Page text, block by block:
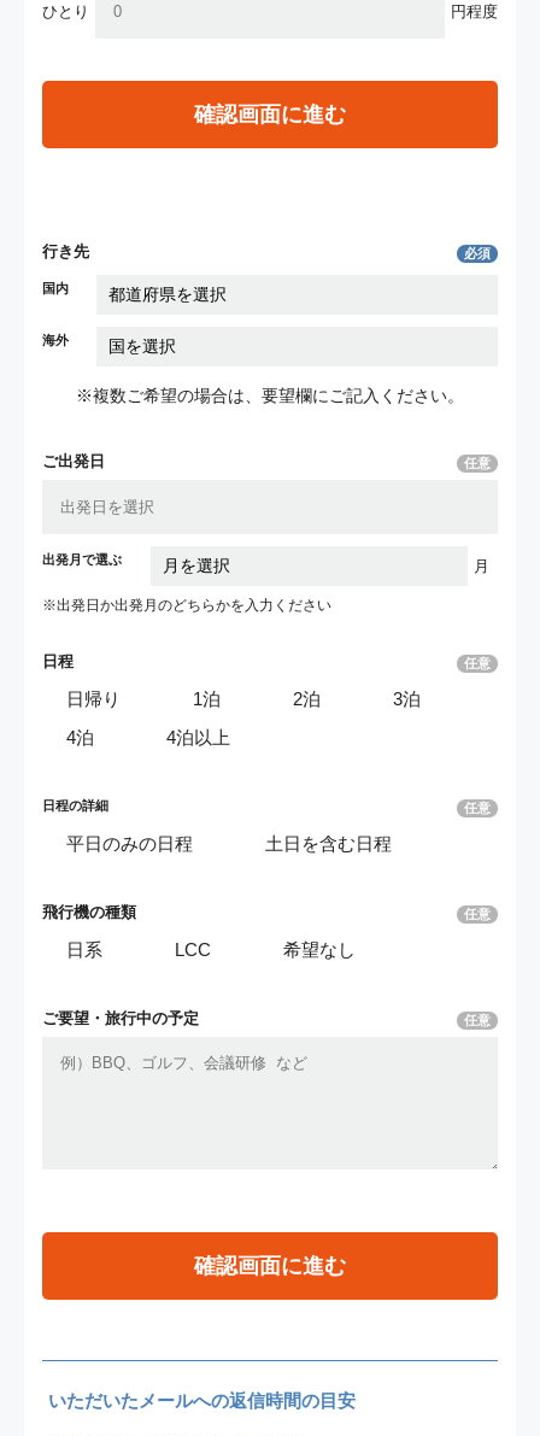
ひとり 円程度
確認画面に進む
行き先 必須
国内
海外
※複数ご希望の場合は、要望欄にご記入ください。
ご出発日 任意
出発月で選ぶ 月
※出発日か出発月のどちらかを入力ください
日程 任意
日帰り 1泊 2泊
3泊
4泊
4泊以上
日程の詳細 任意
平日のみの日程 土日を含む日程
飛行機の種類 任意
日系 LCC 希望なし
ご要望・ 旅行中の予定 任意
確認画面に進む
いただいたメールへの返信時間の目安